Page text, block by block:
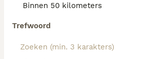
Trefwoord